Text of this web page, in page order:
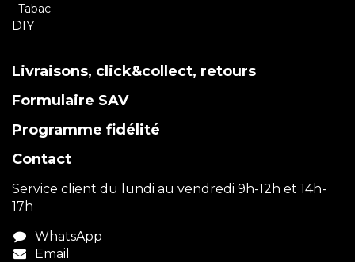
Tabac
DIY
Livraisons, click&collect, retours
Formulaire SAV
Programme fidélité
Contact
Service client du lundi au vendredi 9h-12h et 14h-
17h
WhatsApp
Email